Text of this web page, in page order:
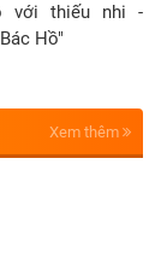
với thiếu nhi -
Hồ"
Xem thêm